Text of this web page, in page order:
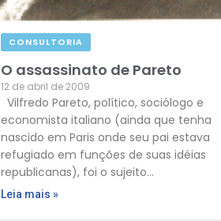
CONSULTORIA
O assassinato de Pareto
12 de abril de 2009
Vilfredo Pareto, político, sociólogo e
economista italiano (ainda que tenha
nascido em Paris onde seu pai estava
refugiado em funções de suas idéias
republicanas), foi o sujeito…
Leia mais »